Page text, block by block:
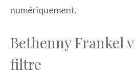
numériquement.
Bethenny Frankel
filtre